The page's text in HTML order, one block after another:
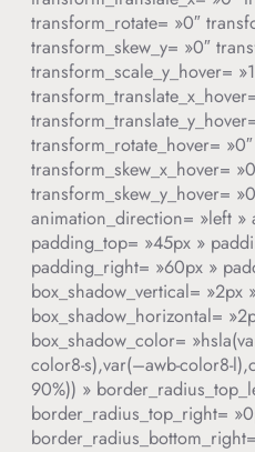
transform_rotate= »0″
transform_skew_y= »0″
transform_scale_y_hover=
transform_rotate_hover= »0″
transform_skew_x_hover=
transform_skew_y_hover=
animation_direction= »left »
padding_top= »45px »
padding_right= »60px »
box_shadow_vertical= »2px
box_shadow_horizontal=
box_shadow_color=
color8-s),var(–awb-color8-
90%)) »
border_radius_top_right=